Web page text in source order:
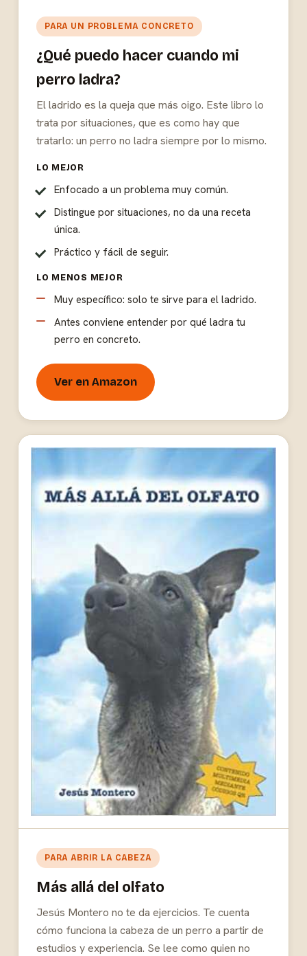
PARA UN PROBLEMA CONCRETO
¿Qué puedo hacer cuando mi
perro ladra?
El ladrido es la queja que más oigo. Este libro lo
trata por situaciones, que es como hay que
tratarlo: un perro no ladra siempre por lo mismo.
LO MEJOR
Enfocado a un problema muy común.
Distingue por situaciones, no da una receta
única.
Práctico y fácil de seguir.
LO MENOS MEJOR
Muy específico: solo te sirve para el ladrido.
Antes conviene entender por qué ladra tu
perro en concreto.
Ver en Amazon
PARA ABRIR LA CABEZA
Más allá del olfato
Jesús Montero no te da ejercicios. Te cuenta
cómo funciona la cabeza de un perro a partir de
estudios y experiencia. Se lee como quien no